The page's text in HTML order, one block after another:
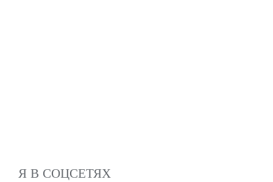
Я В СОЦСЕТЯХ